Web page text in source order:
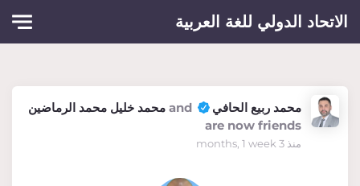
الاتحاد الدولي للغة العربية
محمد ربيع الحافي and
محمد خليل محمد الرماضين
are now friends
منذ 3 months, 1 week